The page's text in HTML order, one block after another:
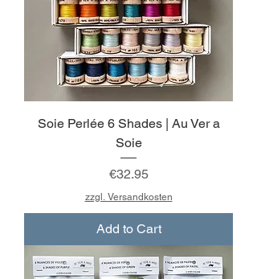
Soie Perlée 6 Shades | Au Ver a
Soie
Price
€32.95
zzgl. Versandkosten
Add to Cart